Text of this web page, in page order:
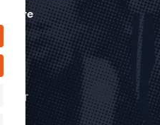
suivre
CFDT